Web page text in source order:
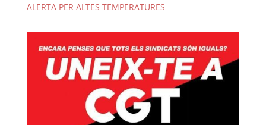
ALERTA PER ALTES TEMPERATURES